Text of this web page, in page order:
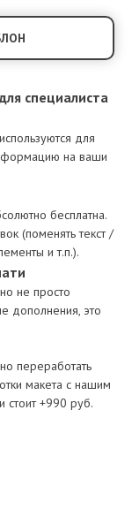
специалиста
для
на ваши
бесплатна.
(поменять текст /
и т.п.).
не просто
дополнения, это
переработать
макета с нашим
стоит +990 руб.